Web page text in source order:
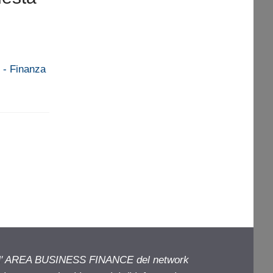
- Finanza
BUSINESS FINANCE del network